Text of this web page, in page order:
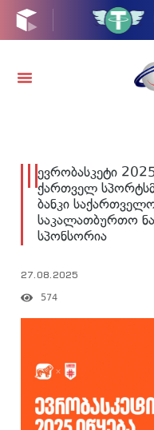
ევრობასკეტი
ქართველ
ბანკი
საკალათბურთო
სპონსორია
27.08.2025
574